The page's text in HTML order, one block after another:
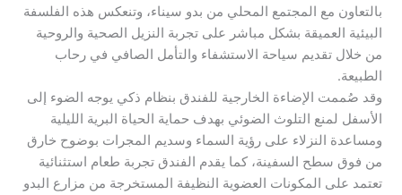
بالتعاون مع المجتمع المحلي من بدو سيناء، وتنعكس هذه الفلسفة
البيئية العميقة بشكل مباشر على تجربة النزيل الصحية والروحية
من خلال تقديم سياحة الاستشفاء والتأمل الصافي في رحاب
الطبيعة.
​وقد صُممت الإضاءة الخارجية للفندق بنظام ذكي يوجه الضوء إلى
الأسفل لمنع التلوث الضوئي بهدف حماية الحياة البرية الليلية
ومساعدة النزلاء على رؤية السماء وسديم المجرات بوضوح خارق
من فوق سطح السفينة، كما يقدم الفندق تجربة طعام استثنائية
تعتمد على المكونات العضوية النظيفة المستخرجة من مزارع البدو